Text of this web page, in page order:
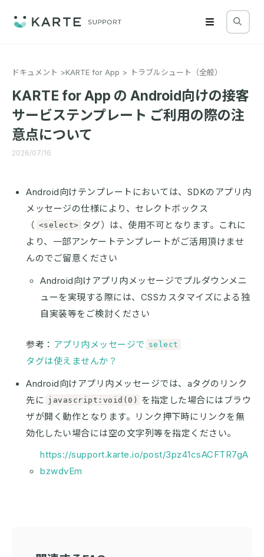
ドキュメント KARTE for App トラブルシュート（全般）
KARTE for App の Android向けの接客
サービステンプレート ご利用の際の注
意点について
2026/07/16
Android向けテンプレートにおいては、SDKのアプリ内
メッセージの仕様により、セレクトボックス
（ <select> タグ）は、使用不可となります。これに
より、一部アンケートテンプレートがご活用頂けませ
んのでご留意ください
Android向けアプリ内メッセージでプルダウンメニ
ューを実現する際には、CSSカスタマイズによる独
自実装等をご検討ください
参考： アプリ内メッセージで select
タグは使えませんか？
Android向けアプリ内メッセージでは、aタグのリンク
先に javascript:void(0)
を指定した場合にはブラウ
ザが開く動作となります。リンク押下時にリンクを無
効化したい場合には空の文字列等を指定ください。
https://support.karte.io/post/3pz41csACFTR7gA
bzwdvEm